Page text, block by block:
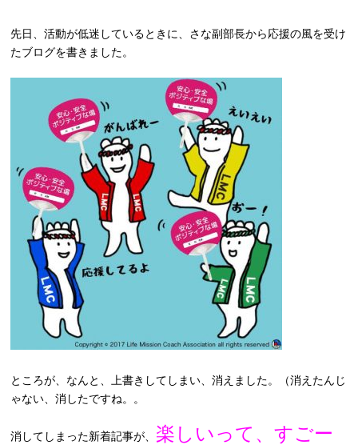
先日、活動が低迷しているときに、さな副部長から応援の風を受け
たブログを書きました。
ところが、なんと、上書きしてしまい、消えました。（消えたんじ
ゃない、消したですね。。
消してしまった新着記事が、 楽しいって、すごー